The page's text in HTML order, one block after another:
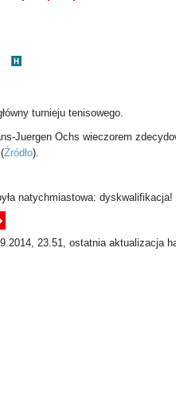
turnieju tenisowego.
Juergen Ochs wieczorem
(Źródło).
natychmiastowa: dyskwalifikacja!
23.51, ostatnia aktualizacja